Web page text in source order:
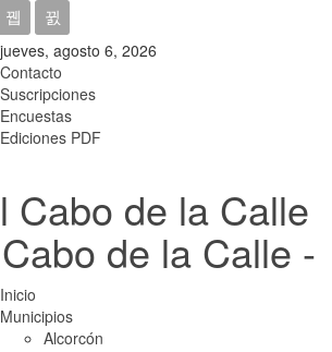
jueves, agosto 6, 2026
Contacto
Suscripciones
Encuestas
Ediciones PDF
de la Calle -
Inicio
Municipios
Alcorcón